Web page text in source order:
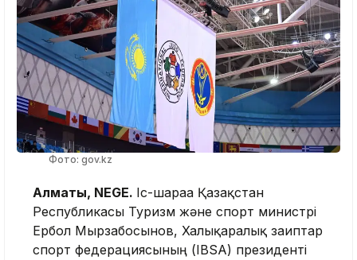
Фото: gov.kz
Алматы, NEGE. Іс-шараға Қазақстан
Республикасы Туризм және спорт министрі
Ербол Мырзабосынов, Халықаралық зағиптар
спорт федерациясының (IBSA) президенті